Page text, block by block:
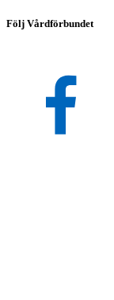
Följ Vårdförbundet